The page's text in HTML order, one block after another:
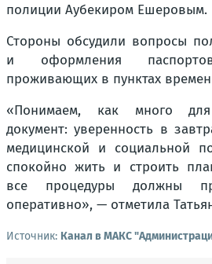
полиции Аубекиром Ешеровым.
Стороны обсудили вопросы
и оформления
проживающих в пунктах
«Понимаем, как много
документ: уверенность в
медицинской и социальной
спокойно жить и строить
все процедуры должны
оперативно», — отметила
Источник: Канал в МАКС